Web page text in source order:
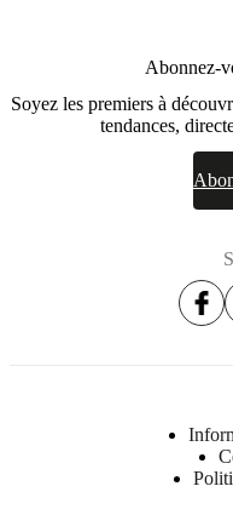
Abonnez-
Soyez les premiers à
tendances,